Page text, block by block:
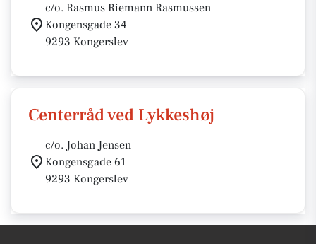
c/o. Rasmus Riemann Rasmussen
Kongensgade 34
9293 Kongerslev
Centerråd ved Lykkeshøj
c/o. Johan Jensen
Kongensgade 61
9293 Kongerslev